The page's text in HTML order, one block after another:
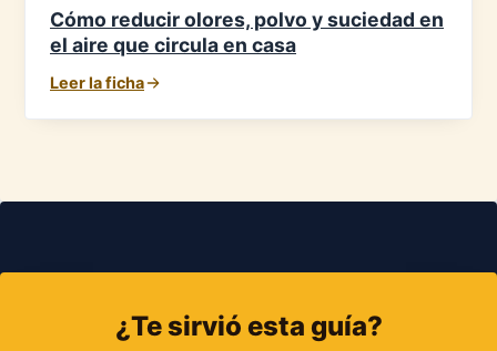
Cómo reducir olores, polvo y suciedad en
el aire que circula en casa
Leer la ficha
¿Te sirvió esta guía?